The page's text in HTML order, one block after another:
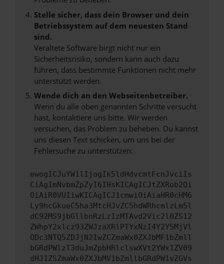
Stelle sicher, dass dein Browser und dein
Betriebssystem auf dem neuesten Stand
sind.
Veraltete Software birgt nicht nur ein
Sicherheitsrisiko, sondern kann auch dazu
führen, dass bestimmte Funktionen nicht mehr
unterstützt werden.
Wende dich an den Webseitenbetreiber.
Wenn du alle oben genannten Schritte versucht
hast, kontaktiere uns bitte. Wir werden
versuchen, das Problem zu beheben. Du kannst
uns diesen Text schicken, um uns bei der
Fehlersuche zu unterstützen:
ewogICJuYW1lIjogIk5ldHdvcmtFcnJvciIs
CiAgImNvbmZpZyI6IHsKICAgICJtZXRob2Qi
OiAiR0VUIiwKICAgICJ1cmwiOiAiaHR0cHM6
Ly9hcGkueC5ha3MtcHJvZC5hdWRhcmlzLm5l
dC92MS9jbGllbnRzLzIzMTAvd2Vic2l0ZS12
ZWhpY2xlcz93ZWJzaXRlPTYxNzI4Y2Y5MjVl
ODc3NTQ5ZDJjN2IwZCZmaWx0ZXJbMF1bZmll
bGRdPWlzT3duJmZpbHRlclswXVt2YWx1ZV09
dHJ1ZSZmaWx0ZXJbMV1bZmllbGRdPW1vZGVs